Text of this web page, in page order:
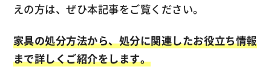
えの方は、ぜひ本記事をご覧ください。
家具の処分方法から、処分に関連したお役立ち情報
まで詳しくご紹介をします。